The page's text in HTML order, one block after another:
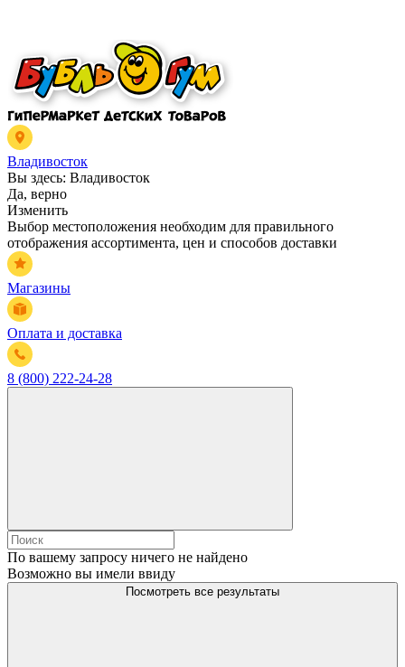
Владивосток
Вы здесь: Владивосток
Да, верно
Изменить
Выбор местоположения необходим для правильного
отображения ассортимента, цен и способов доставки
Магазины
Оплата и доставка
8 (800) 222-24-28
По вашему запросу ничего не найдено
Возможно вы имели ввиду
Посмотреть все результаты